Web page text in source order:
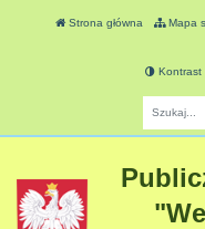
Strona główna Mapa
Kontrast